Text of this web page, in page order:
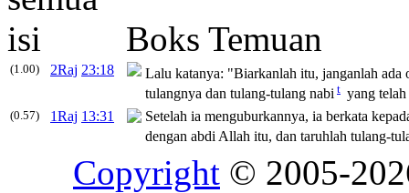
Boks Temuan
(1.00) 2Raj 23:18
Lalu katanya: "Biarkanlah itu, janganlah ada
tulangnya dan tulang-tulang nabi t yang
(0.57) 1Raj 13:31
Setelah ia menguburkannya, ia berkata
dengan abdi Allah itu, dan taruhlah tulang-
Copyright © 2005-